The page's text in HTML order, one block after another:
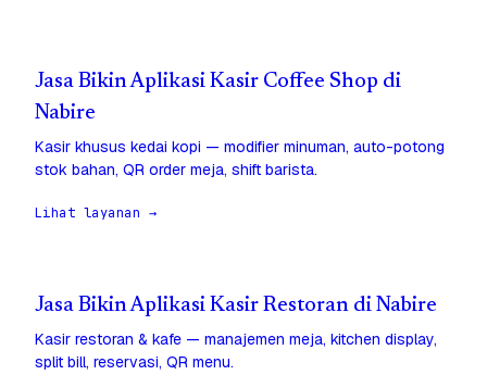
Jasa Bikin Aplikasi Kasir Coffee Shop di
Nabire
Kasir khusus kedai kopi — modifier minuman, auto-potong
stok bahan, QR order meja, shift barista.
Lihat layanan →
Jasa Bikin Aplikasi Kasir Restoran di Nabire
Kasir restoran & kafe — manajemen meja, kitchen display,
split bill, reservasi, QR menu.